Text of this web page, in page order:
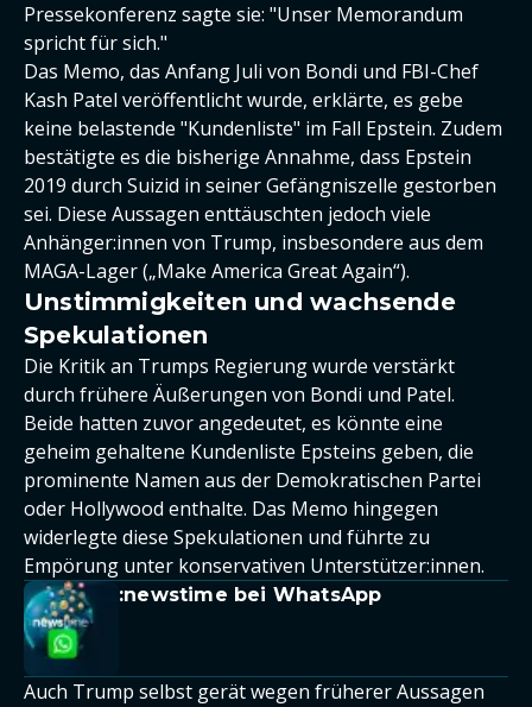
Pressekonferenz sagte sie: "Unser Memorandum
spricht für sich."
Das Memo, das Anfang Juli von Bondi und FBI-Chef
Kash Patel veröffentlicht wurde, erklärte, es gebe
keine belastende "Kundenliste" im Fall Epstein. Zudem
bestätigte es die bisherige Annahme, dass Epstein
2019 durch Suizid in seiner Gefängniszelle gestorben
sei. Diese Aussagen enttäuschten jedoch viele
Anhänger:innen von Trump, insbesondere aus dem
MAGA-Lager („Make America Great Again“).
Unstimmigkeiten und wachsende
Spekulationen
Die Kritik an Trumps Regierung wurde verstärkt
durch frühere Äußerungen von Bondi und Patel.
Beide hatten zuvor angedeutet, es könnte eine
geheim gehaltene Kundenliste Epsteins geben, die
prominente Namen aus der Demokratischen Partei
oder Hollywood enthalte. Das Memo hingegen
widerlegte diese Spekulationen und führte zu
Empörung unter konservativen Unterstützer:innen.
:newstime bei WhatsApp
Auch Trump selbst gerät wegen früherer Aussagen